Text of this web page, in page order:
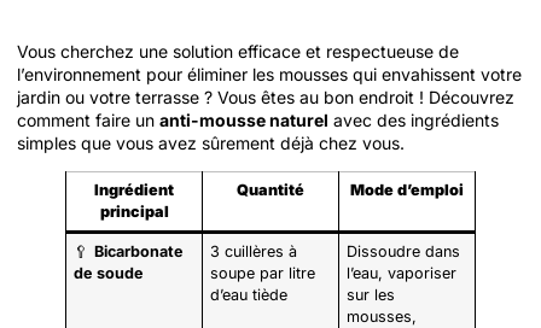
Vous cherchez une solution efficace et respectueuse de
l’environnement pour éliminer les mousses qui envahissent votre
jardin ou votre terrasse ? Vous êtes au bon endroit ! Découvrez
comment faire un anti-mousse naturel avec des ingrédients
simples que vous avez sûrement déjà chez vous.
Ingrédient
principal
Quantité Mode d’emploi
🥄Bicarbonate
de soude
3 cuillères à
soupe par litre
d’eau tiède
Dissoudre dans
l’eau, vaporiser
sur les
mousses,